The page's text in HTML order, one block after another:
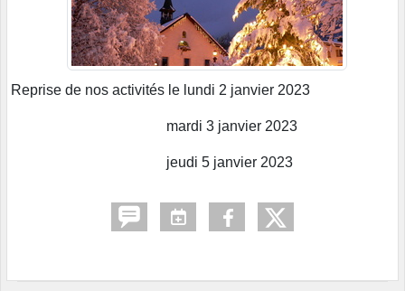
Reprise de nos activités le lundi 2 janvier 2023
mardi 3 janvier 2023
jeudi 5 janvier 2023